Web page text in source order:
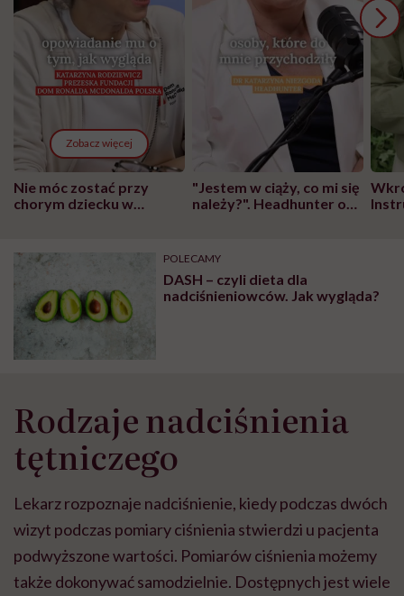
Zobacz więcej
Nie móc zostać przy
chorym dziecku w
może chyba tylko
głupota i brak
wyobraźni"
"Jestem w ciąży, co mi się
należy?". Headhunter o
pracy
POLECAMY
DASH – czyli dieta dla
nadciśnieniowców. Jak wygląda?
Rodzaje nadciśnienia
tętniczego
Lekarz rozpoznaje nadciśnienie, kiedy podczas dwóch
wizyt podczas pomiary ciśnienia stwierdzi u pacjenta
podwyższone wartości. Pomiarów ciśnienia możemy
także dokonywać samodzielnie. Dostępnych jest wiele